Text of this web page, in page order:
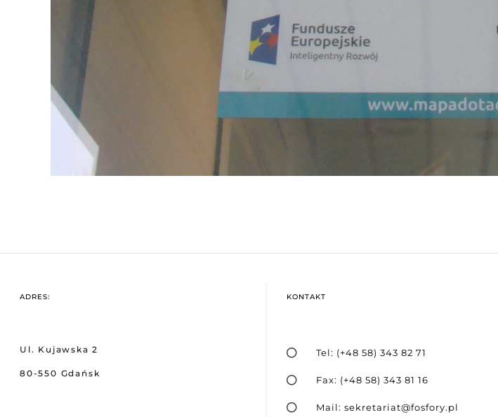
ADRES:
Ul. Kujawska 2
80-550 Gdańsk
KONTAKT
Tel: (+48 58) 343 82 71
Fax: (+48 58) 343 81 16
Mail: sekretariat@fosfory.pl